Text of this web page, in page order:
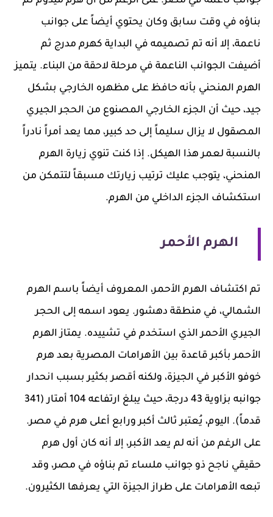
بناؤه في وقت سابق وكان يحتوي أيضاً على جوانب
ناعمة، إلا أنه تم تصميمه في البداية كهرم مدرج ثم
أضيفت الجوانب الناعمة في مرحلة لاحقة من البناء. يتميز
الهرم المنحني بأنه حافظ على مظهره الخارجي بشكل
جيد، حيث أن الجزء الخارجي المصنوع من الحجر الجيري
المصقول لا يزال سليماً إلى حد كبير، مما يعد أمراً نادراً
بالنسبة لعمر هذا الهيكل. إذا كنت تنوي زيارة الهرم
المنحني، يتوجب عليك ترتيب زيارتك مسبقاً لتتمكن من
استكشاف الجزء الداخلي من الهرم.
الهرم الأحمر
تم اكتشاف الهرم الأحمر، المعروف أيضاً باسم الهرم
الشمالي، في منطقة دهشور. يعود اسمه إلى الحجر
الجيري الأحمر الذي استخدم في تشييده. يمتاز الهرم
الأحمر بأكبر قاعدة بين الأهرامات المصرية بعد هرم
خوفو الأكبر في الجيزة، ولكنه أقصر بكثير بسبب انحدار
جوانبه بزاوية 43 درجة، حيث يبلغ ارتفاعه 104 أمتار (341
قدماً). اليوم، يُعتبر ثالث أكبر ورابع أعلى هرم في مصر.
على الرغم من أنه لم يعد الأكبر، إلا أنه كان أول هرم
حقيقي ناجح ذو جوانب ملساء تم بناؤه في مصر، وقد
تبعه الأهرامات على طراز الجيزة التي يعرفها الكثيرون.